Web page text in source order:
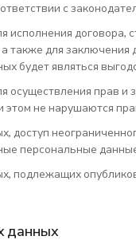
с
договора,
также для
будет являться
прав и
не нарушаются
доступ
персональные
подлежащих
данных